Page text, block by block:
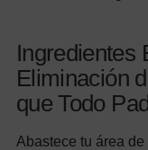
Ingredientes
Eliminación
que Todo
Abastece tu área